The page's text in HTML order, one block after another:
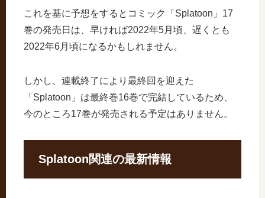
これを基に予想をするとコミック「Splatoon」17
巻の発売日は、早ければ2022年5月頃、遅くとも
2022年6月頃になるかもしれません。
しかし、連載終了により最終回を迎えた
「Splatoon」は最終巻16巻で完結しているため、
今のところ17巻が発売される予定はありません。
Splatoon関連の最新情報